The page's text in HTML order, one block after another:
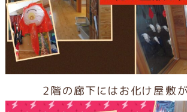
2階の廊下にはお化け屋敷が